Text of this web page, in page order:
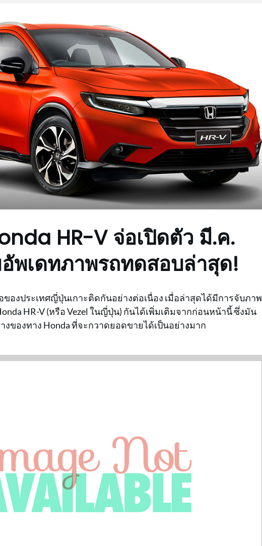
HR-V จ่อเปิดตัว มี.ค.
พเดทภาพรถทดสอบล่าสุด!
ของประเทศญี่ปุ่นเกาะติดกันอย่างต่อเนื่อง เมื่อล่าสุดได้มีการจับภาพ
HR-V (หรือ Vezel ในญี่ปุ่น) กันได้เพิ่มเติมจากก่อนหน้านี้ ซึ่งมัน
งของทาง Honda ที่จะกวาดยอดขายได้เป็นอย่างมาก